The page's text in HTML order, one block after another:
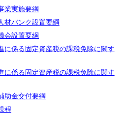
業実施要綱
材バンク設置要綱
会設置要綱
に係る固定資産税の課税免除に関す
に係る固定資産税の課税免除に関す
助金交付要綱
程